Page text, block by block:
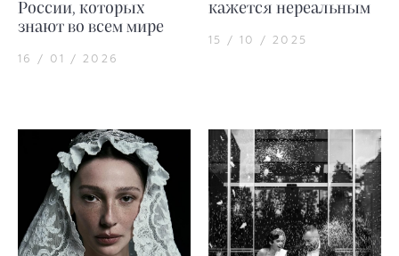
России, которых
знают во всем мире
16 / 01 / 2026
кажется нереальным
15 / 10 / 2025